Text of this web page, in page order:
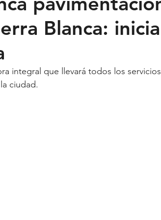
Voces Feministas Pequeño País
Blanca:
integral que llevará todos los
ciudad.